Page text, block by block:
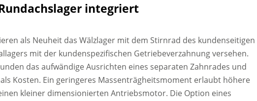
integriert
als Neuheit das Wälzlager mit dem Stirnrad des kundenseitigen
mit der kundenspezifischen Getriebeverzahnung versehen.
das aufwändige Ausrichten eines separaten Zahnrades und
Kosten. Ein geringeres Massenträgheitsmoment erlaubt höhere
kleiner dimensionierten Antriebsmotor. Die Option eines